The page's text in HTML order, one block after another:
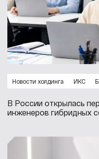
Новости холдинга ИКС
В России открылась
инженеров гибридных